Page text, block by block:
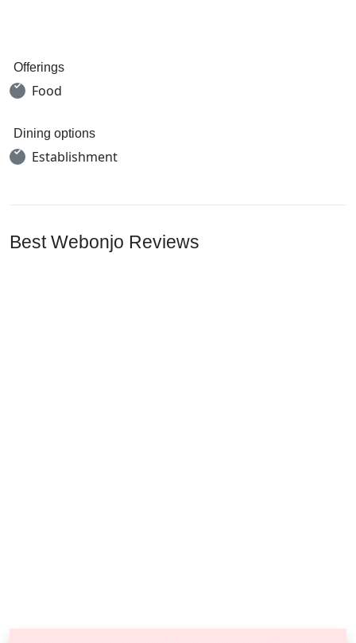
Offerings
Food
Dining options
Establishment
Best Webonjo Reviews